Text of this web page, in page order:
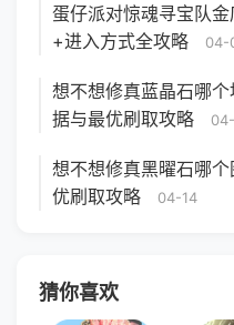
蛋仔派对惊魂寻宝队
+进入方式全攻略
04-
想不想修真蓝晶石哪
据与最优刷取攻略
想不想修真黑曜石哪
优刷取攻略
04-14
猜你喜欢